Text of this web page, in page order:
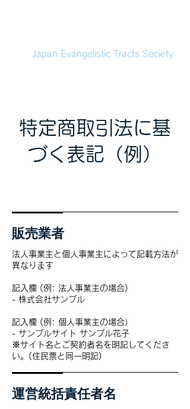
Japan Evangelistic Tracts Society
特定商取引法に基
づく表記（例）
販売業者
法人事業主と個人事業主によって記載方法が
異なります
記入欄 (例: 法人事業主の場合)
- 株式会社サンプル
記入欄 (例: 個人事業主の場合）
- サンプルサイト サンプル花子
※サイト名とご契約者名を明記してくださ
い。(住民票と同一明記)
運営統括責任者名